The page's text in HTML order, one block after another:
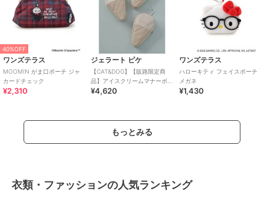
40%OFF
ワンズテラス
MOOMIN がま口ポーチ ジャ
カードチェック
¥2,310
ジェラート ピケ
【CAT&DOG】【販路限定商
品】アイスクリームマナーポ
ーチ
¥4,620
ワンズテラス
ハローキティ フェイスポーチ
メガネ
¥1,430
もっとみる
衣類・ファッションの人気ランキング